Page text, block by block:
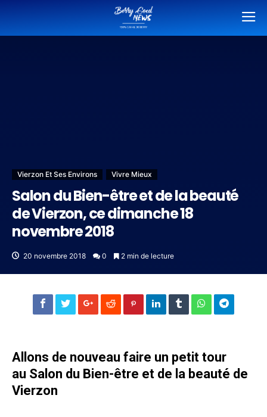
Vierzon Et Ses Environs Vivre Mieux
Salon du Bien-être et de la beauté
de Vierzon, ce dimanche 18
novembre 2018
20 novembre 2018 0 2 min de lecture
Allons de nouveau faire un petit tour
au Salon du Bien-être et de la beauté de
Vierzon